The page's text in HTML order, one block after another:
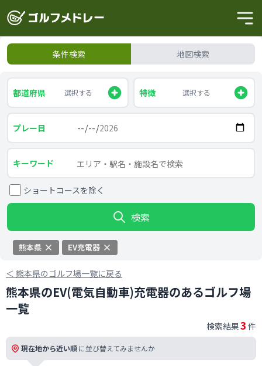
条件検索 地図検索
都道府県 選択する 特徴 選択する
プレー日
キーワード
ショートコースを除く
検索
熊本県 EV充電器
＜ 熊本県のゴルフ場一覧に戻る
熊本県のEV(電気自動車)充電器のあるゴルフ場
一覧
検索結果3 件
現在地から近い順に並び替えてみませんか